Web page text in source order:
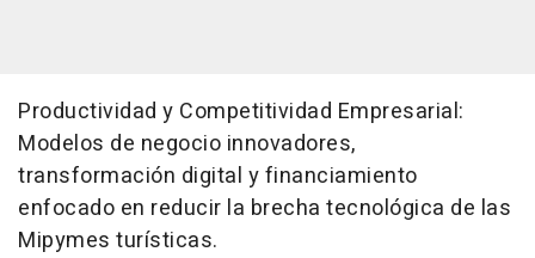
Productividad y Competitividad Empresarial:
Modelos de negocio innovadores,
transformación digital y financiamiento
enfocado en reducir la brecha tecnológica de las
Mipymes turísticas.